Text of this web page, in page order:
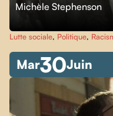
Michèle Stephenson
Lutte sociale, Politique,
Mar30Juin